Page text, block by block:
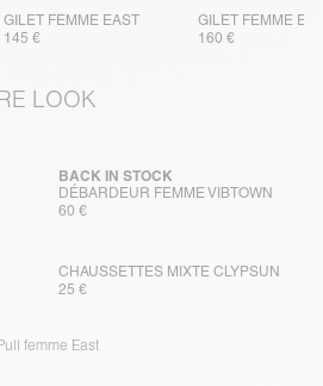
GILET FEMME EAST
145 €
GILET FEMME
160 €
LOOK
DÉBARDEUR FEMME VIBTOWN
BACK IN STOCK
60 €
CHAUSSETTES MIXTE CLYPSUN
25 €
femme East